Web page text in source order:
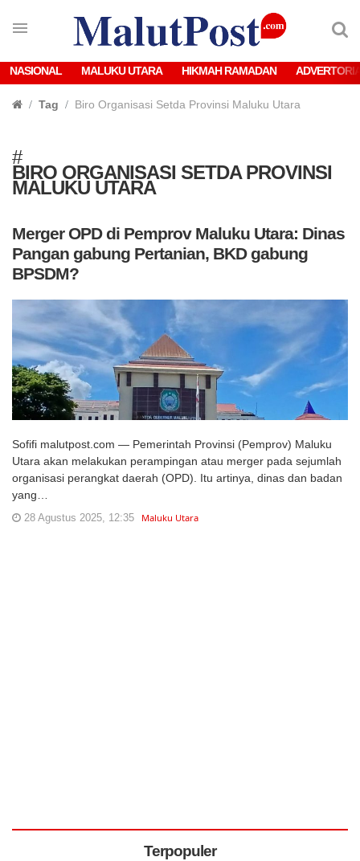
NASIONAL MALUKU UTARA HIKMAH RAMADAN
Tag Biro Organisasi Setda Provinsi Maluku Utara
#
BIRO ORGANISASI SETDA PROVINSI
MALUKU UTARA
Merger OPD di Pemprov Maluku Utara: Dinas
Pangan gabung Pertanian, BKD gabung
BPSDM?
Sofifi malutpost.com — Pemerintah Provinsi (Pemprov) Maluku
Utara akan melakukan perampingan atau merger pada sejumlah
organisasi perangkat daerah (OPD). Itu artinya, dinas dan badan
yang…
28 Agustus 2025, 12:35 Maluku Utara
Terpopuler